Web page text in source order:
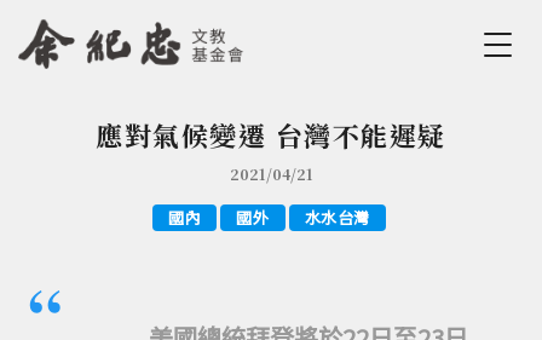
Jump to Navigation
Jump to Main content
您在這裡應對氣候變遷 台灣不能遲疑
2021/04/21
國內 國外 水水台灣